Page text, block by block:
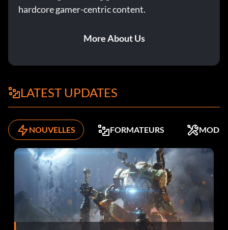
hardcore gamer-centric content.
More About Us
LATEST UPDATES
NOUVELLES FORMATEURS MODS